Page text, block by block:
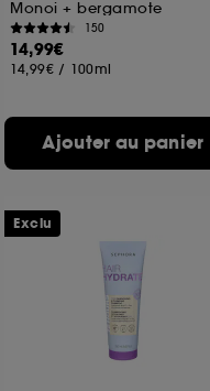
Monoi + bergamote
150
14,99€
14,99€ / 100ml
Ajouter au panier
Exclu